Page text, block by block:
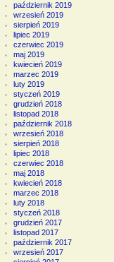
październik 2019
wrzesień 2019
sierpień 2019
lipiec 2019
czerwiec 2019
maj 2019
kwiecień 2019
marzec 2019
luty 2019
styczeń 2019
grudzień 2018
listopad 2018
październik 2018
wrzesień 2018
sierpień 2018
lipiec 2018
czerwiec 2018
maj 2018
kwiecień 2018
marzec 2018
luty 2018
styczeń 2018
grudzień 2017
listopad 2017
październik 2017
wrzesień 2017